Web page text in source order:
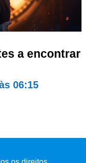
a encontrar
06:15